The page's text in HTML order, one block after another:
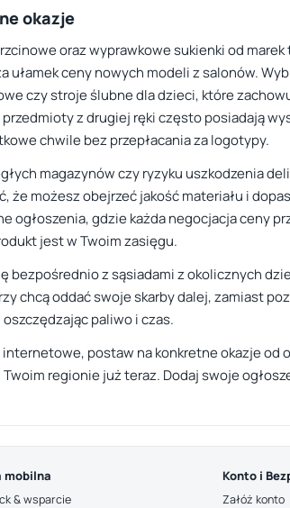
okazje
oraz wyprawkowe sukienki od
ułamek ceny nowych modeli z salonów.
czy stroje ślubne dla dzieci, które
z drugiej ręki często posiadają
chwile bez przepłacania za logotypy.
magazynów czy ryzyku uszkodzenia
że możesz obejrzeć jakość materiału i
ogłoszenia, gdzie każda negocjacja ceny
jest w Twoim zasięgu.
bezpośrednio z sąsiadami z okolicznych
chcą oddać swoje skarby dalej, zamiast
paliwo i czas.
postaw na konkretne okazje
regionie już teraz. Dodaj swoje
mobilna
& wsparcie
Konto i
Załóż konto